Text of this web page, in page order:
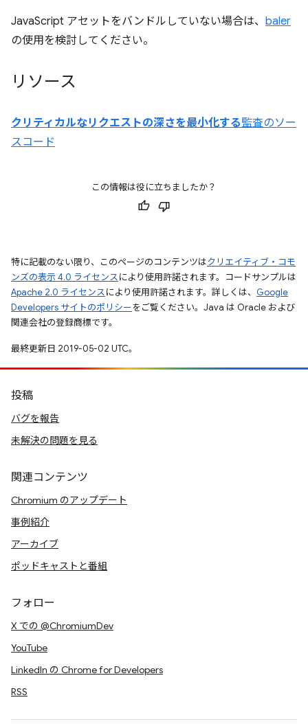
JavaScript アセットをバンドルしていない場合は、 baler
の使用を検討してください。
リソース
クリティカルなリクエストの深さを最小化する監査のソー
スコード
この情報は役に立ちましたか？
特に記載のない限り、このページのコンテンツはクリエイティブ・コモ
ンズの表示 4.0 ライセンスにより使用許諾されます。コードサンプルは
Apache 2.0 ライセンスにより使用許諾されます。詳しくは、 Google
Developers サイトのポリシーをご覧ください。Java は Oracle および
関連会社の登録商標です。
最終更新日 2019-05-02 UTC。
投稿
バグを報告
未解決の問題を見る
関連コンテンツ
Chromium のアップデート
事例紹介
アーカイブ
ポッドキャストと番組
フォロー
X での @ChromiumDev
YouTube
LinkedIn の Chrome for Developers
RSS